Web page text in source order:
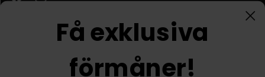
Få exklusiva
förmåner!